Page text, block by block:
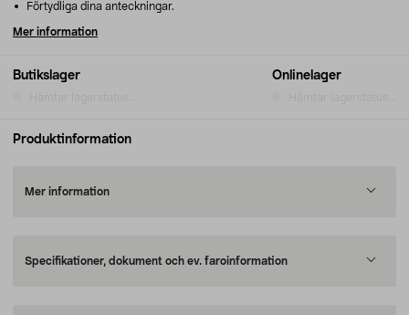
Butikslager Onlinelager
Förtydliga dina anteckningar.
Mer information
Produktinformation
Mer information
Specifikationer, dokument och ev. faroinformation